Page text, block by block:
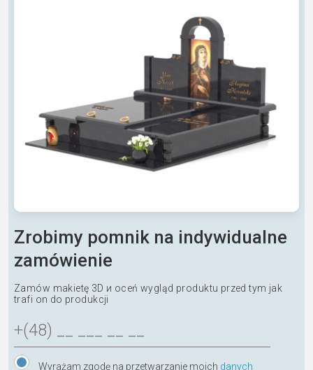
Zrobimy pomnik na indywidualne
zamówienie
Zamów makietę 3D и oceń wygląd produktu przed tym jak
trafi on do produkcji
Wyrażam zgodę na przetwarzanie moich danych